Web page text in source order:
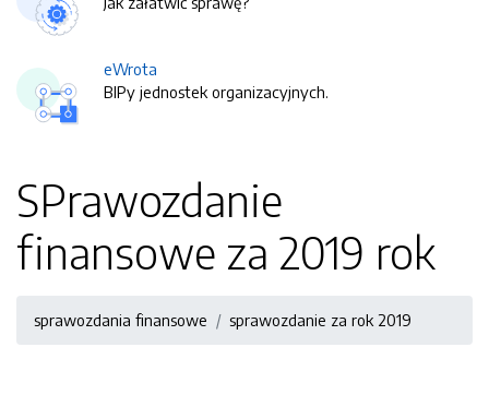
eWrota
BIPy jednostek organizacyjnych.
SPrawozdanie
finansowe za 2019 rok
sprawozdania finansowe sprawozdanie za rok 2019